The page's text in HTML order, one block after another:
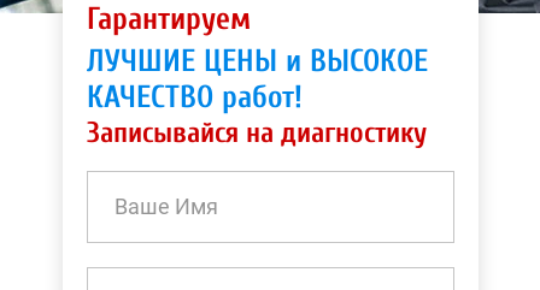
Гарантируем
ЛУЧШИЕ ЦЕНЫ и ВЫСОКОЕ
КАЧЕСТВО работ!
Записывайся на диагностику